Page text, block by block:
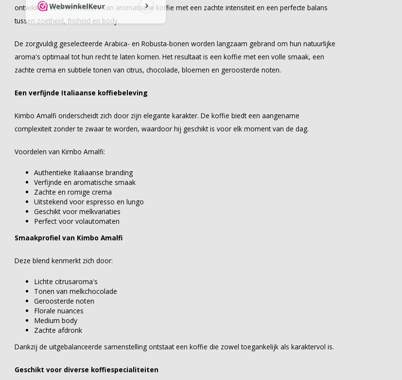
ontwikkeld voor liefhebbers van aromatische koffie met een zachte intensiteit en een perfecte balans
tussen zoetheid, frisheid en body.
De zorgvuldig geselecteerde Arabica- en Robusta-bonen worden langzaam gebrand om hun natuurlijke
aroma's optimaal tot hun recht te laten komen. Het resultaat is een koffie met een volle smaak, een
zachte crema en subtiele tonen van citrus, chocolade, bloemen en geroosterde noten.
Een verfijnde Italiaanse koffiebeleving
Kimbo Amalfi onderscheidt zich door zijn elegante karakter. De koffie biedt een aangename
complexiteit zonder te zwaar te worden, waardoor hij geschikt is voor elk moment van de dag.
Voordelen van Kimbo Amalfi:
Authentieke Italiaanse branding
Verfijnde en aromatische smaak
Zachte en romige crema
Uitstekend voor espresso en lungo
Geschikt voor melkvariaties
Perfect voor volautomaten
Smaakprofiel van Kimbo Amalfi
Deze blend kenmerkt zich door:
Lichte citrusaroma's
Tonen van melkchocolade
Geroosterde noten
Florale nuances
Medium body
Zachte afdronk
Dankzij de uitgebalanceerde samenstelling ontstaat een koffie die zowel toegankelijk als karaktervol is.
Geschikt voor diverse koffiespecialiteiten